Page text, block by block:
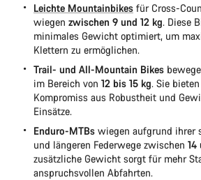
Leichte Mountainbikes für Cross-
wiegen zwischen 9 und 12 kg. Diese
minimales Gewicht optimiert, um
Klettern zu ermöglichen.
Trail- und All-Mountain Bikes
im Bereich von 12 bis 15 kg. Sie
Kompromiss aus Robustheit und
Einsätze.
Enduro-MTBs wiegen aufgrund ihrer
und längeren Federwege zwischen 14
zusätzliche Gewicht sorgt für mehr
anspruchsvollen Abfahrten.